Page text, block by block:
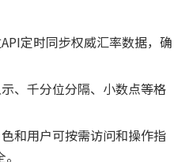
定时同步权威汇率数据，确
、千分位分隔、小数点等格
和用户可按需访问和操作指